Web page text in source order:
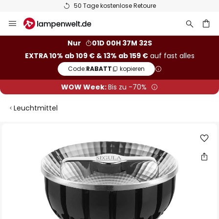
50 Tage kostenlose Retoure
Inhalt
Nur
01D 00H 37M 31S
EXTRA 10% ab 109 € & 13% ab 159 €auf fast alles
Code:RABATT kopieren
WOW Week:Bis zu -70%
Leuchtmittel